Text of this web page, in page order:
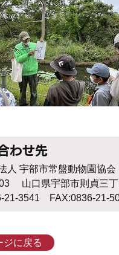
わせ先
人 宇部市常盤動物園協会
山口県宇部市則貞三丁
21-3541 FAX:0836-21-
ジに戻る